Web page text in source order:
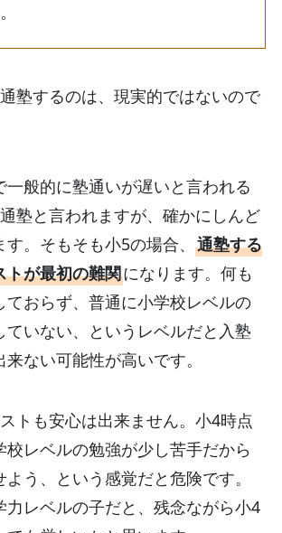
塾するのは、現実的ではないので
一般的に塾通いが遅いと言われる
塾と言われますが、確かにしんど
。そもそも小5の場合、 通塾する
トが最初の難関になります。何も
ておらず、普通に小学校レベルの
ていない、というレベルだと入塾
ない可能性が高いです。
トも安心は出来ません。小4時点
校レベルの勉強が少し苦手だから
う、という感覚だと危険です。
力レベルの子だと、残念ながら小4